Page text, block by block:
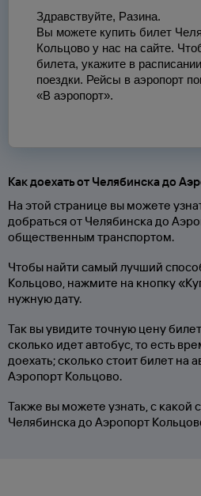
Здравствуйте, Разина.
Вы можете купить билет
Кольцово у нас на сайте.
билета, укажите в расписании
поездки. Рейсы в аэропорт
«В аэропорт».
Как доехать от Челябинска до
На этой странице вы можете
добраться от Челябинска до
общественным транспортом.
Чтобы найти самый лучший
Кольцово, нажмите на кнопку
нужную дату.
Так вы увидите точную цену
сколько идет автобус, то есть
доехать; сколько стоит билет на
Аэропорт Кольцово.
Также вы можете узнать, с какой
Челябинска до Аэропорт